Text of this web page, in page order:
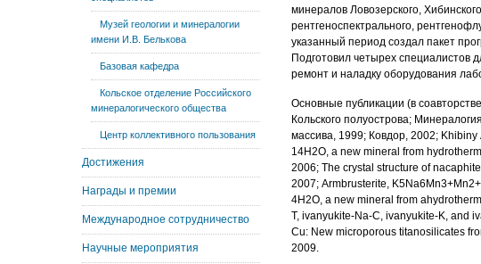
минералов Ловозерского,
рентгеноспектрального,
указанный период создал пакет
Подготовил четырех специалистов
ремонт и наладку оборудования
Основные публикации (в
Кольского полуострова;
массива, 1999; Ковдор, 2002;
14H2O, a new mineral from
2006; The crystal structure of
2007; Armbrusterite,
4H2O, a new mineral from
T, ivanyukite-Na-C, ivanyukite-K, and
Cu: New microporous titanosilicates
2009.
Музей геологии и минералогии
имени И.В. Белькова
Базовая кафедра
Кольское отделение Российского
минералогического общества
Центр коллективного пользования
Достижения
Награды и премии
Международное сотрудничество
Научные мероприятия